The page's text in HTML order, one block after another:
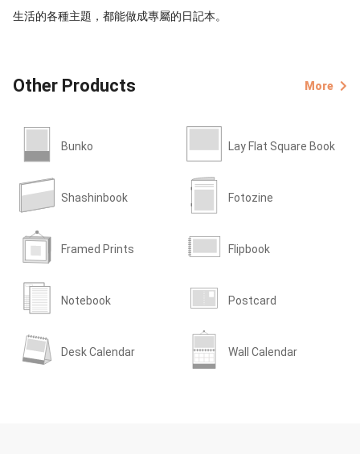
生活的各種主題，都能做成專屬的日記本。
Other Products More
Bunko Lay Flat Square Book
Shashinbook Fotozine
Framed Prints Flipbook
Notebook Postcard
Desk Calendar Wall Calendar